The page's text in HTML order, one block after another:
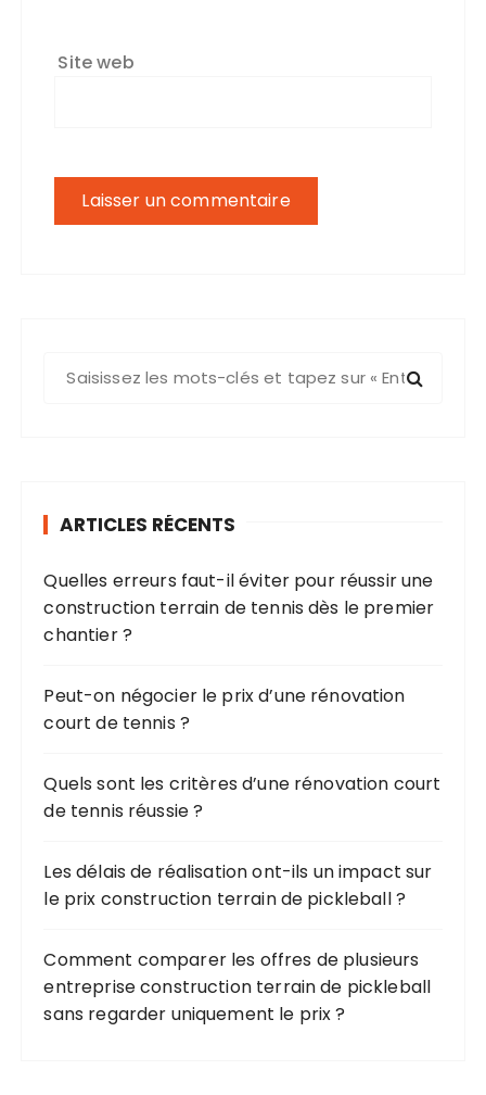
Site web
e
p
o
r
ARTICLES RÉCENTS
Quelles erreurs faut-il éviter pour réussir une
construction terrain de tennis dès le premier
chantier ?
Peut-on négocier le prix d’une rénovation
court de tennis ?
Quels sont les critères d’une rénovation court
de tennis réussie ?
Les délais de réalisation ont-ils un impact sur
le prix construction terrain de pickleball ?
Comment comparer les offres de plusieurs
entreprise construction terrain de pickleball
sans regarder uniquement le prix ?